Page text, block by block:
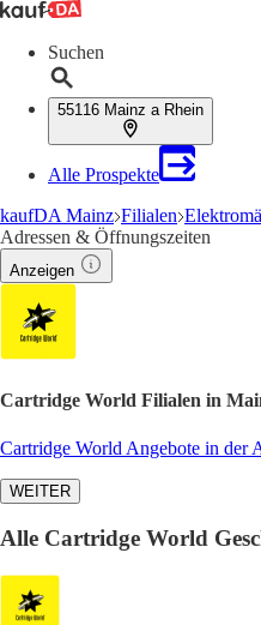
Suchen
55116 Mainz a Rhein
Alle Prospekte
kaufDA Mainz Filialen
Adressen & Öffnungszeiten
Anzeigen
Cartridge World Filialen in
Cartridge World Angebote in der
WEITER
Alle Cartridge World